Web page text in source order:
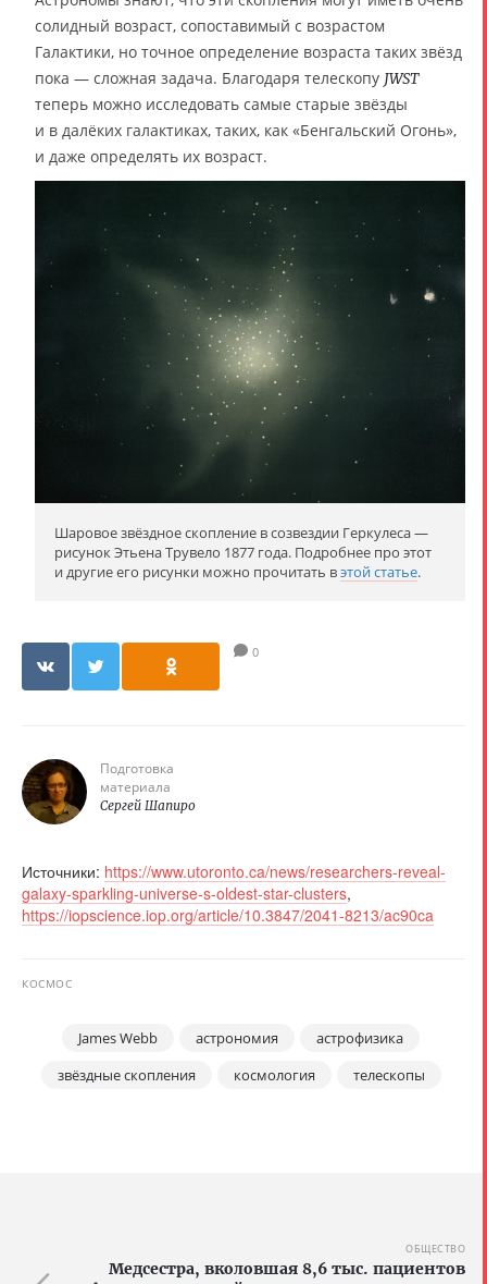
солидный возраст, сопоставимый с возрастом
Галактики, но точное определение возраста таких звёзд
пока — сложная задача. Благодаря телескопу JWST
теперь можно исследовать самые старые звёзды
и в далёких галактиках, таких, как «Бенгальский Огонь»,
и даже определять их возраст.
Шаровое звёздное скопление в созвездии Геркулеса —
рисунок Этьена Трувело 1877 года. Подробнее про этот
и другие его рисунки можно прочитать вэтой статье.
0
Подготовка
материала
Сергей Шапиро
Источники: https://www.utoronto.ca/news/researchers-reveal-
galaxy-sparkling-universe-s-oldest-star-clusters,
https://iopscience.iop.org/article/10.3847/2041-8213/ac90ca
КОСМОС
James Webb астрономия
астрофизика
звёздные скопления
космология телескопы
ОБЩЕСТВО
Медсестра, вколовшая 8,6 тыс. пациентов